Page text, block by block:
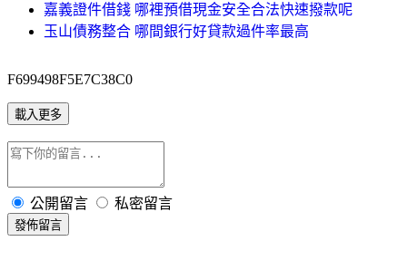
嘉義證件借錢 哪裡預借現金安全合法快速撥款呢
玉山債務整合 哪間銀行好貸款過件率最高
F699498F5E7C38C0
載入更多
公開留言 私密留言
發佈留言